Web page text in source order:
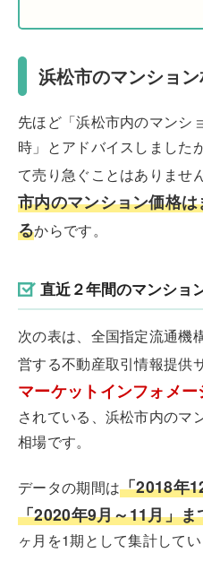
浜松市のマンショ
先ほど「浜松市内のマンシ
時」とアドバイスしました
て売り急ぐことはありませ
市内のマンション価格
るからです。
直近２年間のマンショ
次の表は、全国指定流通機
営する不動産取引情報提供
マーケットインフォメー
されている、浜松市内のマ
相場です。
データの期間は「2018年
「2020年9月～11月」ま
ヶ月を1期として集計してい